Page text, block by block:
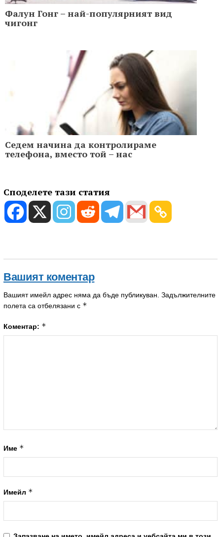
Фалун Гонг – най-популярният вид
чигонг
Седем начина да контролираме
телефона, вместо той – нас
Споделете тази статия
Вашият коментар
Вашият имейл адрес няма да бъде публикуван. Задължителните
полета са отбелязани с *
Коментар: *
Име *
Имейл *